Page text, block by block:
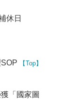
休日
【Top】
「國家圖